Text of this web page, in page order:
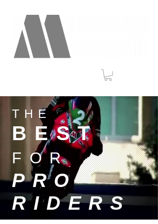
THE
BEST
FOR
PRO
RIDERS